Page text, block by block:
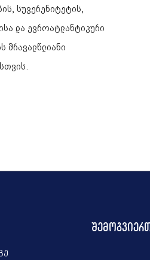
სუვერენიტეტის,
და ევროატლანტიკური
მრავალწლიანი